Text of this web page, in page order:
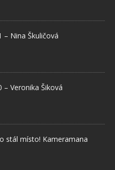
– Nina Škuličová
– Veronika Šiková
stál místo! Kameramana